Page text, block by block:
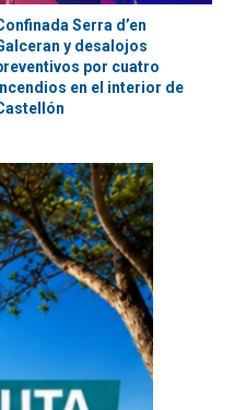
Serra d’en
y desalojos
por cuatro
en el interior de